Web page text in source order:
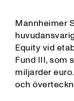
Mannheimer
Equity vid
Fund III, som
miljarder
och